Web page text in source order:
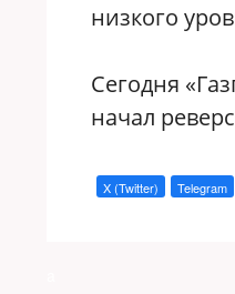
низкого
Сегодня
начал
X (Twitter) Telegram